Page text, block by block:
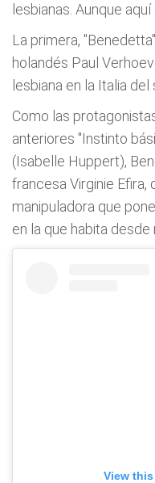
lesbianas. Aunque
La primera,
holandés Paul
lesbiana en la Italia del
Como las
anteriores "Instinto
(Isabelle Huppert),
francesa Virginie Efira,
manipuladora que
en la que habita desde
View